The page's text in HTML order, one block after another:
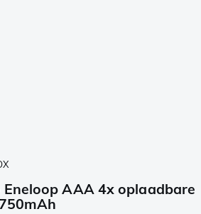
AAA 4x oplaadbare